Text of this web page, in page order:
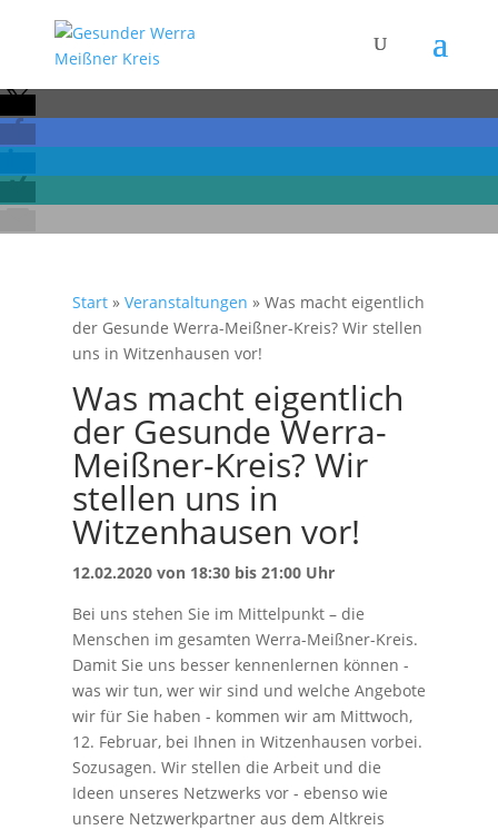
Start » Veranstaltungen » Was macht eigentlich
der Gesunde Werra-Meißner-Kreis? Wir stellen
uns in Witzenhausen vor!
Was macht eigentlich
der Gesunde Werra-
Meißner-Kreis? Wir
stellen uns in
Witzenhausen vor!
12.02.2020 von 18:30 bis 21:00 Uhr
Bei uns stehen Sie im Mittelpunkt – die
Menschen im gesamten Werra-Meißner-Kreis.
Damit Sie uns besser kennenlernen können -
was wir tun, wer wir sind und welche Angebote
wir für Sie haben - kommen wir am Mittwoch,
12. Februar, bei Ihnen in Witzenhausen vorbei.
Sozusagen. Wir stellen die Arbeit und die
Ideen unseres Netzwerks vor - ebenso wie
unsere Netzwerkpartner aus dem Altkreis